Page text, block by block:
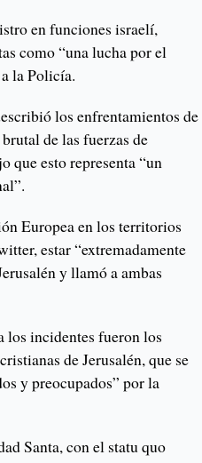
en funciones israelí,
como “una lucha por el
la Policía.
los enfrentamientos de
de las fuerzas de
que esto representa “un
Europea en los territorios
estar “extremadamente
y llamó a ambas
los incidentes fueron los
de Jerusalén, que se
y preocupados” por la
Santa, con el statu quo